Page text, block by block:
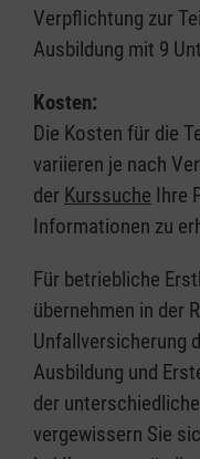
Verpflichtung zur
Ausbildung mit 9
Kosten:
Die Kosten für die
variieren je nach
der Kurssuche Ihre
Informationen zu
Für betriebliche
übernehmen in der
Unfallversicherung
Ausbildung und
der
vergewissern Sie